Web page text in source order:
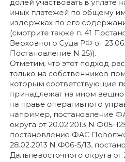
долей участвовать в уплате
иных платежей по общему
издержках по его
(смотрите также п. 41
Верховного Суда РФ от
Постановление N 25)).
Отметим, что этот подход
только на собственников
которым соответствующие
принадлежат на ином
на праве оперативного
например, постановление
округа от 20.02.2013 N Ф05-
постановление ФАС
28.02.2013 N Ф06-5/13,
Дальневосточного округа от